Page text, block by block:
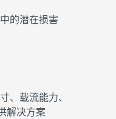
的潜在损害
、载流能力、
解决方案